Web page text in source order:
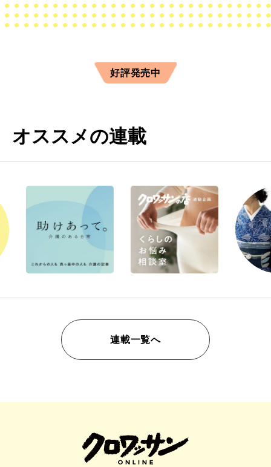
好評発売中
オススメの連載
連載一覧へ